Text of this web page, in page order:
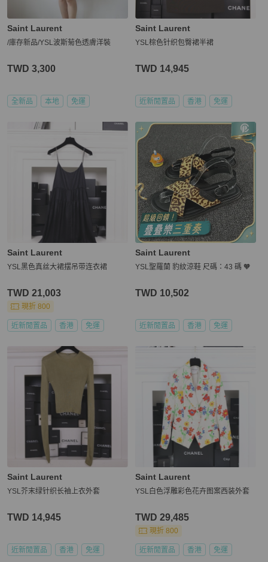
Saint Laurent
/庫存新品/YSL波斯菊色透膚洋裝
TWD 3,300
全新品 本地 免運
Saint Laurent
YSL棕色针织包臀裙半裙
TWD 14,945
近新閒置品 香港 免運
Saint Laurent
YSL黑色真丝大裙摆吊带连衣裙
TWD 21,003
現折 800
近新閒置品 香港 免運
Saint Laurent
YSL聖羅蘭 豹紋涼鞋 尺碼：43 碼 🧡
TWD 10,502
近新閒置品 香港 免運
Saint Laurent
YSL芥末绿针织长袖上衣外套
TWD 14,945
近新閒置品 香港 免運
Saint Laurent
YSL白色浮雕彩色花卉图案西装外套
TWD 29,485
現折 800
近新閒置品 香港 免運